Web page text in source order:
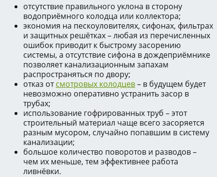
отсутствие правильного уклона в сторону
водоприёмного колодца или коллектора;
экономия на пескоуловителях, сифонах, фильтрах
и защитных решётках – любая из перечисленных
ошибок приводит к быстрому засорению
системы, а отсутствие сифона в дождеприёмнике
позволяет канализационным запахам
распространяться по двору;
отказ отсмотровых колодцев– в будущем будет
невозможно оперативно устранить засор в
трубах;
использование гофрированных труб – этот
строительный материал чаще всего засоряется
разным мусором, случайно попавшим в систему
канализации;
большое количество поворотов и разводов –
чем их меньше, тем эффективнее работа
ливнёвки.